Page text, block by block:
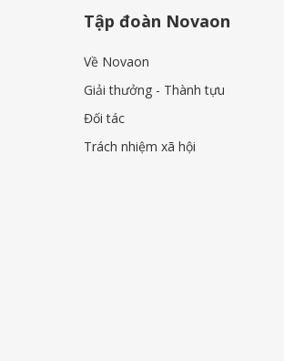
Tập đoàn Novaon
Về Novaon
Giải thưởng - Thành tựu
Đối tác
Trách nhiệm xã hội